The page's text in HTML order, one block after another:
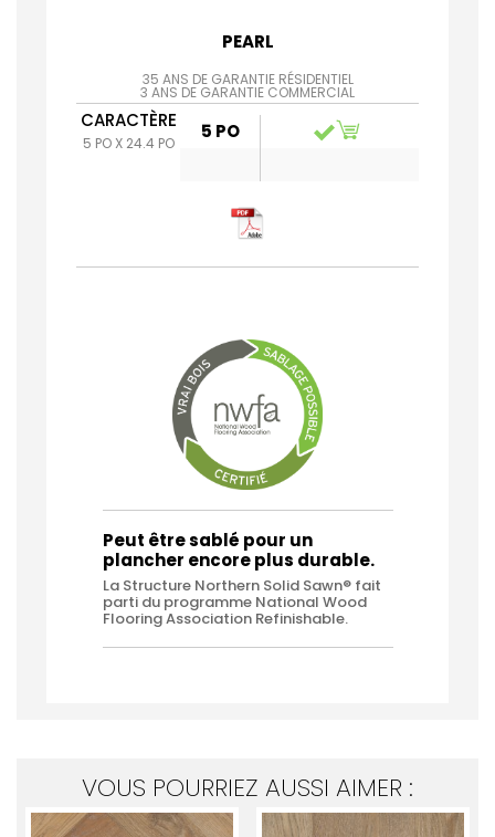
PEARL
35 ANS DE GARANTIE RÉSIDENTIEL
3 ANS DE GARANTIE COMMERCIAL
CARACTÈRE
5 PO X 24.4 PO
5 PO
Peut être sablé pour un
plancher encore plus durable.
La Structure Northern Solid Sawn® fait
parti du programme National Wood
Flooring Association Refinishable.
VOUS POURRIEZ AUSSI AIMER :